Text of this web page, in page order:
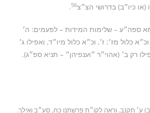
כיו״ב) בדרושי הצ״צ56
.
ספה״ע – שלימות המידות – לפעמים: ה׳
כלול מז׳; ז׳, וכ״א כלול מיו״ד, ואפילו ג׳
רק ב׳ (אהוי״ר ״וענפיהן״ – תניא ספ״ג).
ע׳ תקנב. וראה לקו״ת פרשתנו כח, סע״ב ואילך.